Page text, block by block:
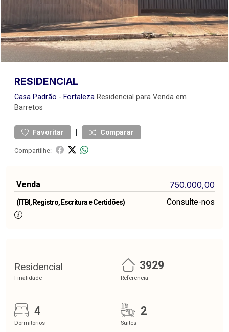
RESIDENCIAL
Casa Padrão - Fortaleza Residencial para Venda em
Barretos
Favoritar | Comparar
Compartilhe:
Venda 750.000,00
(ITBI, Registro, Escritura e Certidões) Consulte-nos
Residencial
Finalidade
3929
Referência
4
Dormitórios
2
Suítes